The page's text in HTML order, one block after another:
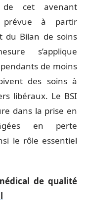
de cet avenant
prévue à partir
du Bilan de soins
s’applique
de moins
des soins à
libéraux. Le BSI
dans la prise en
en perte
le rôle essentiel
de qualité